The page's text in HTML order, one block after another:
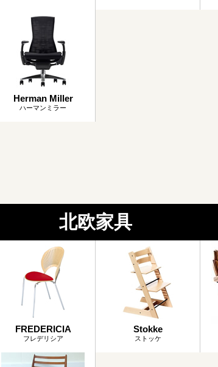
Herman Miller
ハーマンミラー
北欧家具
FREDERICIA
フレデリシア
Stokke
ストッケ